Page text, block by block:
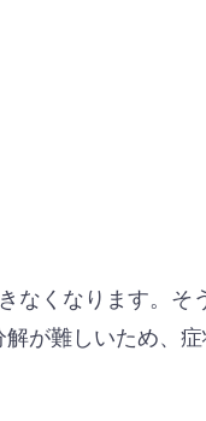
なくなります。そ
が難しいため、